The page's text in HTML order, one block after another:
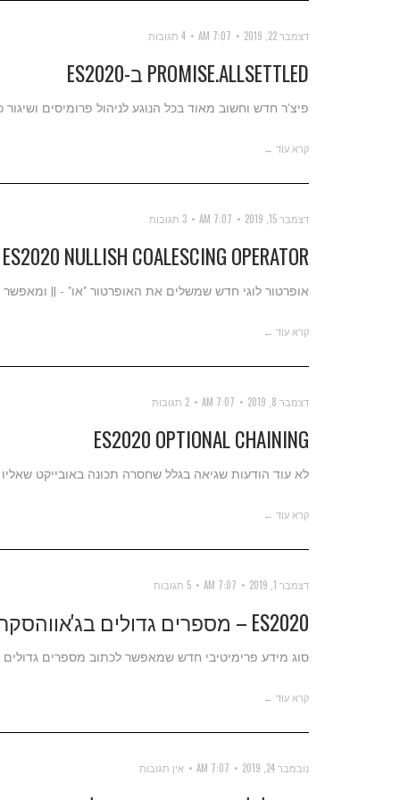
דצמבר 22, 2019 7:07 AM 4 תגובות
PROMISE.ALLSETTLED ב-ES2020
פיצ'ר חדש וחשוב מאוד בכל הנוגע לניהול פרומיסים
קרא עוד ←
דצמבר 15, 2019 7:07 AM 3 תגובות
ES2020 NULLISH COALESCING OPERATOR
אופרטור לוגי חדש שמשלים את האופרטור "או" - || ומאפשר
קרא עוד ←
דצמבר 8, 2019 7:07 AM 2 תגובות
ES2020 OPTIONAL CHAINING
לא עוד הודעות שגיאה בגלל שחסרה תכונה באובייקט
קרא עוד ←
דצמבר 1, 2019 7:07 AM 5 תגובות
ES2020 – מספרים גדולים בג'אווהסקריפט
סוג מידע פרימיטיבי חדש שמאפשר לכתוב מספרים גדולים
קרא עוד ←
נובמבר 24, 2019 7:07 AM אין תגובות